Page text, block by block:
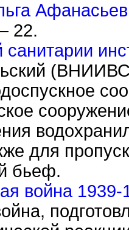
22.
для
бьеф.
война 1939-